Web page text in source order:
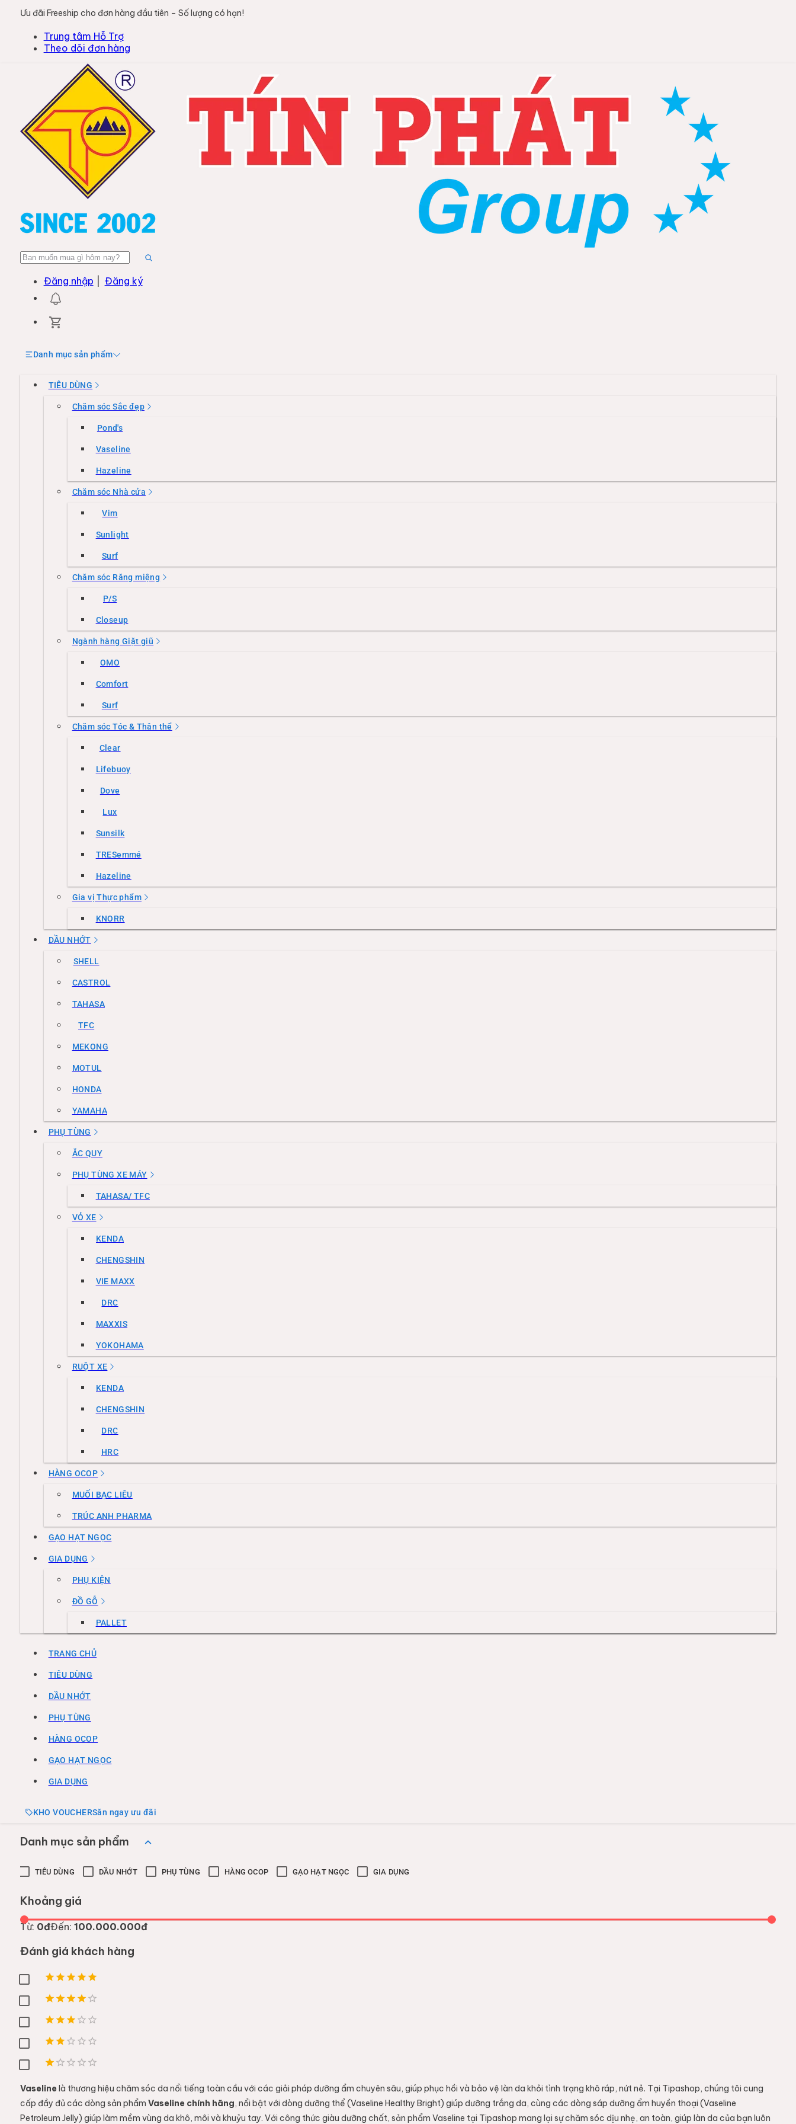
Ưu đãi Freeship cho đơn hàng đầu tiên – Số lượng có hạn!
Trung tâm Hỗ Trợ
Theo dõi đơn hàng
Đăng nhập Đăng ký
Danh mục sản phẩm
TIÊU DÙNG
Chăm sóc Sắc đẹp
Pond's
Vaseline
Hazeline
Chăm sóc Nhà cửa
Vim
Sunlight
Surf
Chăm sóc Răng miệng
P/S
Closeup
Ngành hàng Giặt giũ
OMO
Comfort
Surf
Chăm sóc Tóc & Thân thể
Clear
Lifebuoy
Dove
Lux
Sunsilk
TRESemmé
Hazeline
Gia vị Thực phẩm
KNORR
DẦU NHỚT
SHELL
CASTROL
TAHASA
TFC
MEKONG
MOTUL
HONDA
YAMAHA
PHỤ TÙNG
ẮC QUY
PHỤ TÙNG XE MÁY
TAHASA/ TFC
VỎ XE
KENDA
CHENGSHIN
VIE MAXX
DRC
MAXXIS
YOKOHAMA
RUỘT XE
KENDA
CHENGSHIN
DRC
HRC
HÀNG OCOP
MUỐI BẠC LIÊU
TRÚC ANH PHARMA
GẠO HẠT NGỌC
GIA DỤNG
PHỤ KIỆN
ĐỒ GỖ
PALLET
TRANG CHỦ
TIÊU DÙNG
DẦU NHỚT
PHỤ TÙNG
HÀNG OCOP
GẠO HẠT NGỌC
GIA DỤNG
KHO VOUCHERSăn ngay ưu đãi
Danh mục sản phẩm
TIÊU DÙNG DẦU NHỚT PHỤ TÙNG HÀNG OCOP GẠO HẠT NGỌC GIA DỤNG
Khoảng giá
Từ: 0đĐến: 100.000.000đ
Đánh giá khách hàng
Vaseline là thương hiệu chăm sóc da nổi tiếng toàn cầu với các giải pháp dưỡng ẩm chuyên sâu, giúp phục hồi và bảo vệ làn da khỏi tình trạng khô ráp, nứt nẻ. Tại Tipashop, chúng tôi cung
cấp đầy đủ các dòng sản phẩm Vaseline chính hãng, nổi bật với dòng dưỡng thể (Vaseline Healthy Bright) giúp dưỡng trắng da, cùng các dòng sáp dưỡng ẩm huyền thoại (Vaseline
Petroleum Jelly) giúp làm mềm vùng da khô, môi và khuỷu tay. Với công thức giàu dưỡng chất, sản phẩm Vaseline tại Tipashop mang lại sự chăm sóc dịu nhẹ, an toàn, giúp làn da của bạn luôn